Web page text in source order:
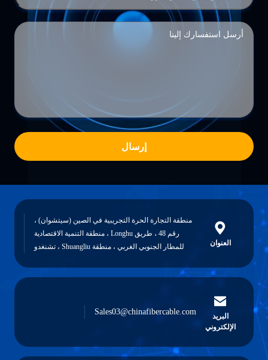
التجارة الحرة التجريبية في الصين (سيتشوان) ،
رقم 48 ، طريق Longhu ، منطقة التنمية الاقتصادية
للمطار الجنوبي الغربي ، منطقة Shuangliu ، تشنغدو